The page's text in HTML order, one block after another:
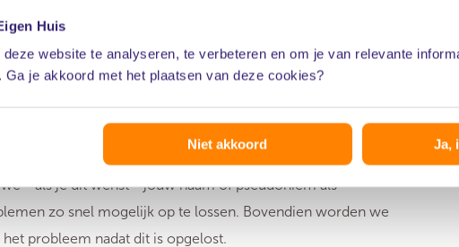
Huis
website te analyseren, te verbeteren en om je van relevante
je akkoord met het plaatsen van deze cookies?
Niet akkoord Ja,
juridische stappen tegen je. Voorts verklaren wij jouw
gegevens niet zonder jouw toestemming met
verplichting na te komen. Melding onder een
je op de hoogte van de voortgang. In de berichtgeving
- als je dit wenst - jouw naam of pseudoniem als
zo snel mogelijk op te lossen. Bovendien worden we
probleem nadat dit is opgelost.